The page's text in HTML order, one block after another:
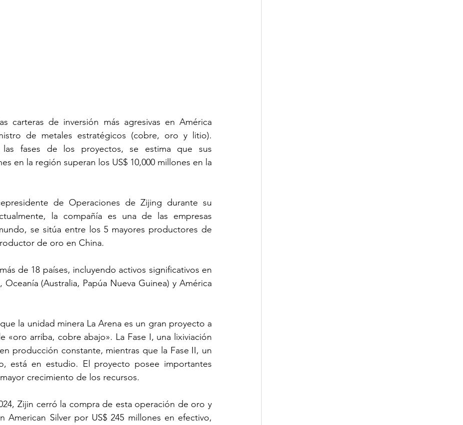
carteras de inversión más agresivas en América
de metales estratégicos (cobre, oro y litio).
fases de los proyectos, se estima que sus
en la región superan los US$ 10,000 millones en la
de Operaciones de Zijing durante su
la compañía es una de las empresas
se sitúa entre los 5 mayores productores de
de oro en China.
de 18 países, incluyendo activos significativos en
(Australia, Papúa Nueva Guinea) y América
la unidad minera La Arena es un gran proyecto a
«oro arriba, cobre abajo». La Fase I, una lixiviación
producción constante, mientras que la Fase II, un
está en estudio. El proyecto posee importantes
crecimiento de los recursos.
Zijin cerró la compra de esta operación de oro y
Silver por US$ 245 millones en efectivo,